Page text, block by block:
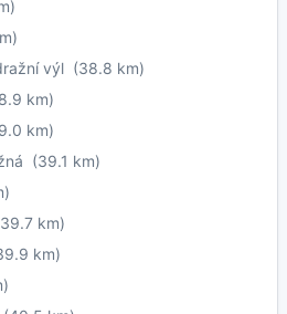
výl (38.8 km)
km)
km)
(39.1 km)
km)
km)